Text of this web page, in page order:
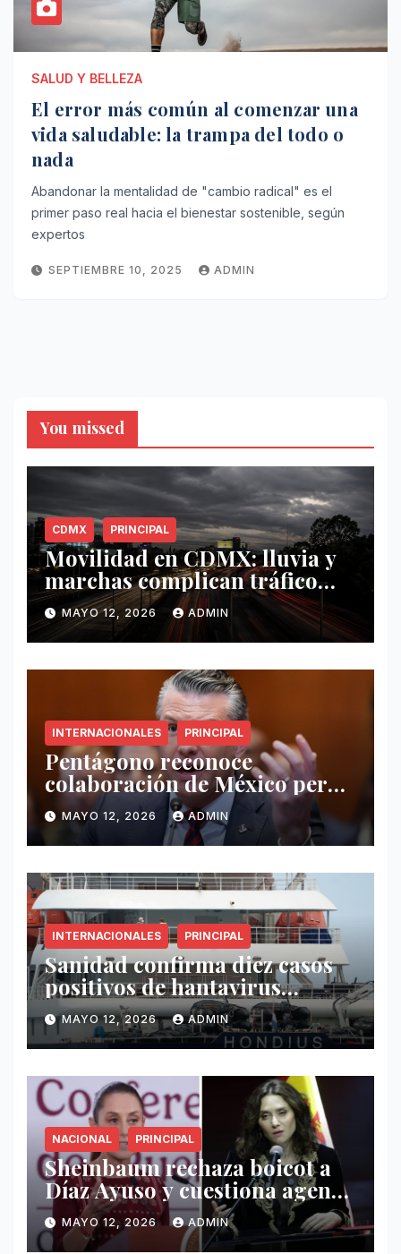
SALUD Y BELLEZA
El error más común al comenzar una
vida saludable: la trampa del todo o
nada
Abandonar la mentalidad de "cambio radical" es el
primer paso real hacia el bienestar sostenible, según
expertos
SEPTIEMBRE 10, 2025 ADMIN
You missed
CDMX PRINCIPAL
Movilidad en CDMX: lluvia y
marchas complican tráfico
este 12 de mayo
MAYO 12, 2026 ADMIN
INTERNACIONALES PRINCIPAL
Pentágono reconoce
colaboración de México pero
exige mayor operatividad
antidrogas
MAYO 12, 2026 ADMIN
INTERNACIONALES PRINCIPAL
Sanidad confirma diez casos
positivos de hantavirus
vinculados al crucero MV
Hondius
MAYO 12, 2026 ADMIN
NACIONAL PRINCIPAL
Sheinbaum rechaza boicot a
Díaz Ayuso y cuestiona agenda
de funcionaria española
MAYO 12, 2026 ADMIN